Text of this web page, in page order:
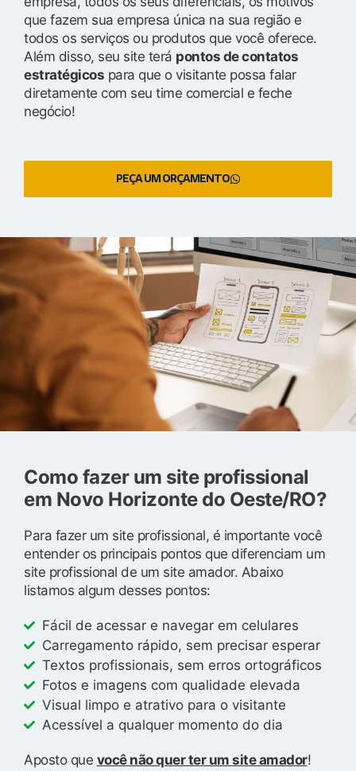
que fazem sua empresa única na sua região e
todos os serviços ou produtos que você oferece.
Além disso, seu site terá pontos de contatos
estratégicos para que o visitante possa falar
diretamente com seu time comercial e feche
negócio!
PEÇA UM ORÇAMENTO
Como fazer um site profissional
em Novo Horizonte do Oeste/RO?
Para fazer um site profissional, é importante você
entender os principais pontos que diferenciam um
site profissional de um site amador. Abaixo
listamos algum desses pontos:
Fácil de acessar e navegar em celulares
Carregamento rápido, sem precisar esperar
Textos profissionais, sem erros ortográficos
Fotos e imagens com qualidade elevada
Visual limpo e atrativo para o visitante
Acessível a qualquer momento do dia
Aposto que você não quer ter um site amador!